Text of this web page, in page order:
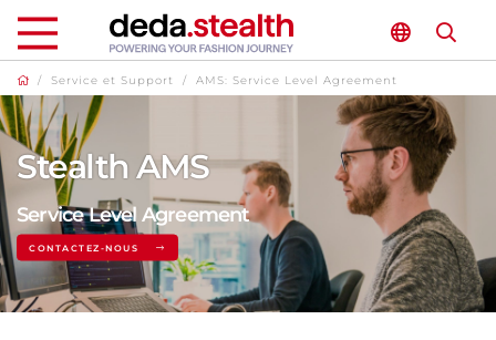
/ Service et Support / AMS: Service Level Agreement
Stealth AMS
Service Level Agreement
CONTACTEZ-NOUS